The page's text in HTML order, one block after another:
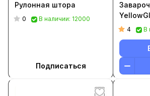
Рулонная штора
0 В наличии: 12000
Подписаться
4 В